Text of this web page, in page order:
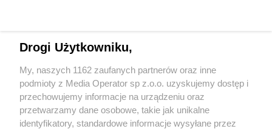
Wydawca mediów lokalnych
Drogi Użytkowniku,
My, naszych 1162 zaufanych partnerów oraz inne
podmioty z Media Operator sp z.o.o. uzyskujemy dostęp i
przechowujemy informacje na urządzeniu oraz
przetwarzamy dane osobowe, takie jak unikalne
identyfikatory, standardowe informacje wysyłane przez